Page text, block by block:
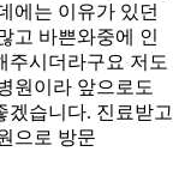
에는 이유가 있던
고 바쁜와중에 인
주시더라구요 저도
원이라 앞으로도
겠습니다. 진료받고
으로 방문